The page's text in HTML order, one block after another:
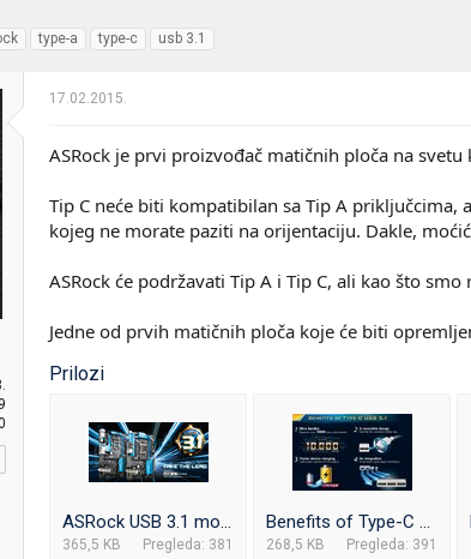
type-a type-c usb 3.1
17.02.2015.
ASRock je prvi proizvođač matičnih ploča na
Tip C neće biti kompatibilan sa Tip A
kojeg ne morate paziti na orijentaciju. Dakle,
ASRock će podržavati Tip A i Tip C, ali kao što
Jedne od prvih matičnih ploča koje će biti
Prilozi
ASRock USB 3.1 motherboards.jpg
365,5 KB Pregleda: 381
Benefits of Type-C USB 3.1.jpg
268,5 KB Pregleda: 391